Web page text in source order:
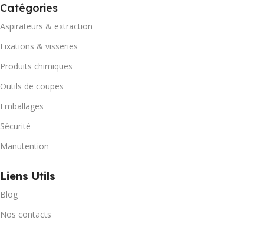
Catégories
Aspirateurs & extraction
Fixations & visseries
Produits chimiques
Outils de coupes
Emballages
Sécurité
Manutention
Liens Utils
Blog
Nos contacts